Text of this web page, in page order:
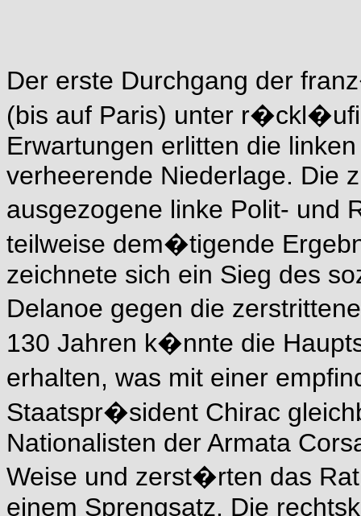
Der erste Durchgang der
(bis auf Paris) unter
Erwartungen erlitten die
verheerende Niederlage. Die
ausgezogene linke Polit- und
teilweise dem�tigende
zeichnete sich ein Sieg des
Delanoe gegen die
130 Jahren k�nnte die
erhalten, was mit einer
Staatspr�sident Chirac
Nationalisten der Armata
Weise und zerst�rten das
einem Sprengsatz. Die